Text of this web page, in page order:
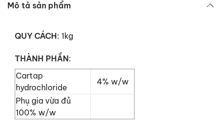
Mô tả sản phẩm
QUY CÁCH: 1kg
THÀNH PHẦN:
Cartap
hydrochloride
4% w/w
Phụ gia vừa đủ
100% w/w